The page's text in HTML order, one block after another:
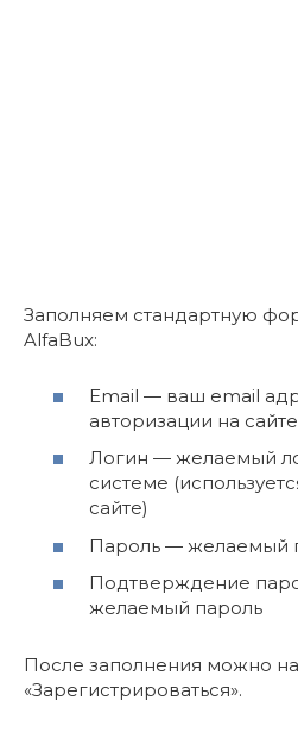
Заполняем стандартную
AlfaBux:
Email — ваш email
авторизации на
Логин — желаемый
системе
сайте)
Пароль — желаемый
Подтверждение
желаемый пароль
После заполнения можно
«Зарегистрироваться».